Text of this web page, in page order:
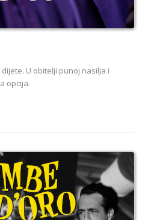
U obitelji punoj nasilja i
opcija.